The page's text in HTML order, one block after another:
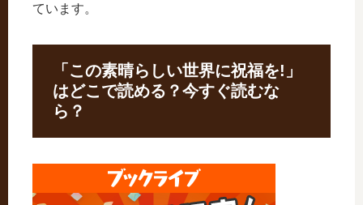
ています。
「この素晴らしい世界に祝福を!」
はどこで読める？今すぐ読むな
ら？